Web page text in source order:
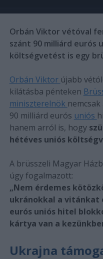
Orbán Viktor vétóval
szánt 90 milliárd eurós
költségvetést is egy
Orbán Viktor újabb
kilátásba pénteken
miniszterelnök nemcsak
90 milliárd eurós uniós
hanem arról is, hogy
hétéves uniós
A brüsszeli Magyar
úgy fogalmazott:
„Nem érdemes
ukránokkal a vitánkat
eurós uniós hitel
kártya van a
Ukrajna